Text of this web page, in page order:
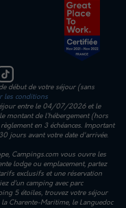
début de votre séjour (sans
les conditions
entre le 04/07/2026 et le
montant de l’hébergement (hors
en 3 échéances. Important
jours avant votre date d'arrivée.
Campings.com vous ouvre les
lodge ou emplacement, partez
exclusifs et une réservation
d’un camping avec parc
5 étoiles, trouvez votre séjour
Charente-Maritime, le Languedoc